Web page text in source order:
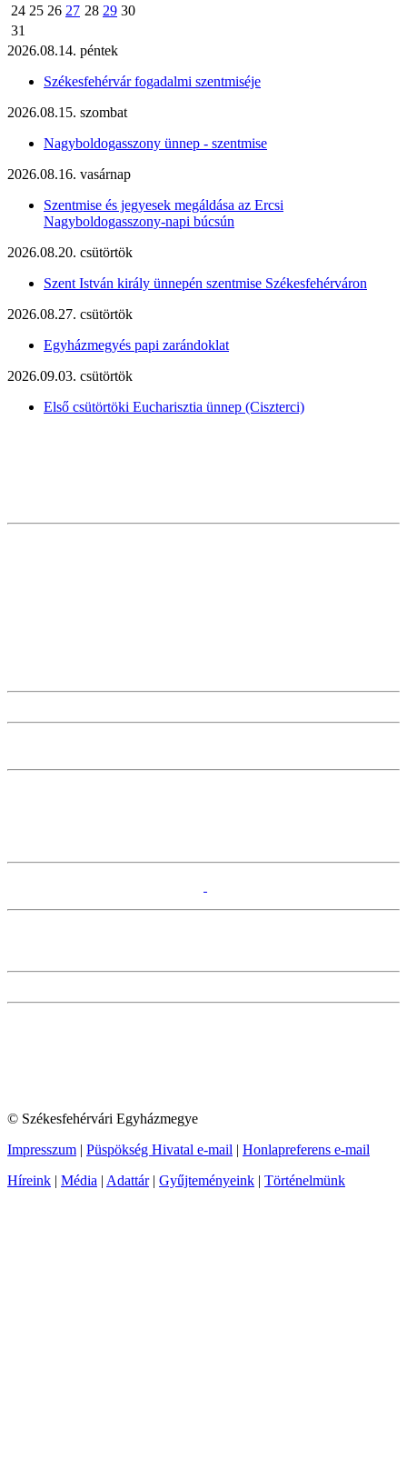
24 25 26 27 28 29 30
31
2026.08.14. péntek
Székesfehérvár fogadalmi szentmiséje
2026.08.15. szombat
Nagyboldogasszony ünnep - szentmise
2026.08.16. vasárnap
Szentmise és jegyesek megáldása az Ercsi
Nagyboldogasszony-napi búcsún
2026.08.20. csütörtök
Szent István király ünnepén szentmise Székesfehérváron
2026.08.27. csütörtök
Egyházmegyés papi zarándoklat
2026.09.03. csütörtök
Első csütörtöki Eucharisztia ünnep (Ciszterci)
© Székesfehérvári Egyházmegye
Impresszum | Püspökség Hivatal e-mail | Honlapreferens e-mail
Híreink | Média | Adattár| Gyűjteményeink | Történelmünk